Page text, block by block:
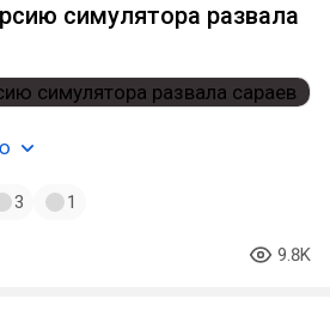
симулятора развала
3 1
9.8K